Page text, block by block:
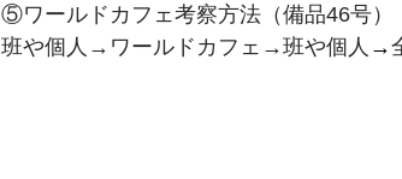
⑤ワールドカフェ考察方法（備品46号）
班や個人→ワールドカフェ→班や個人 →